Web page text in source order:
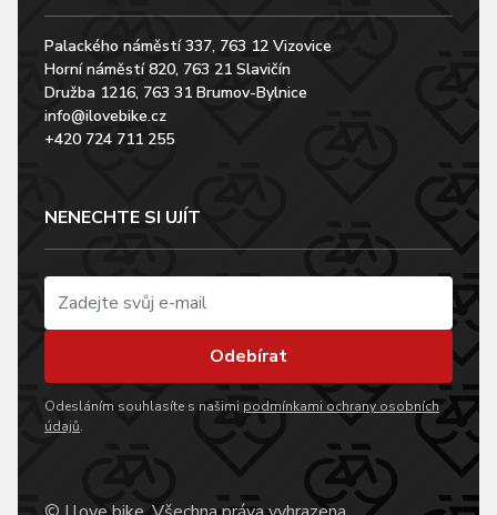
Palackého náměstí 337, 763 12 Vizovice
Horní náměstí 820, 763 21 Slavičín
Družba 1216, 763 31 Brumov-Bylnice
info@ilovebike.cz
+420 724 711 255
NENECHTE SI UJÍT
Odebírat
Odesláním souhlasíte s našimi podmínkami ochrany osobních
údajů.